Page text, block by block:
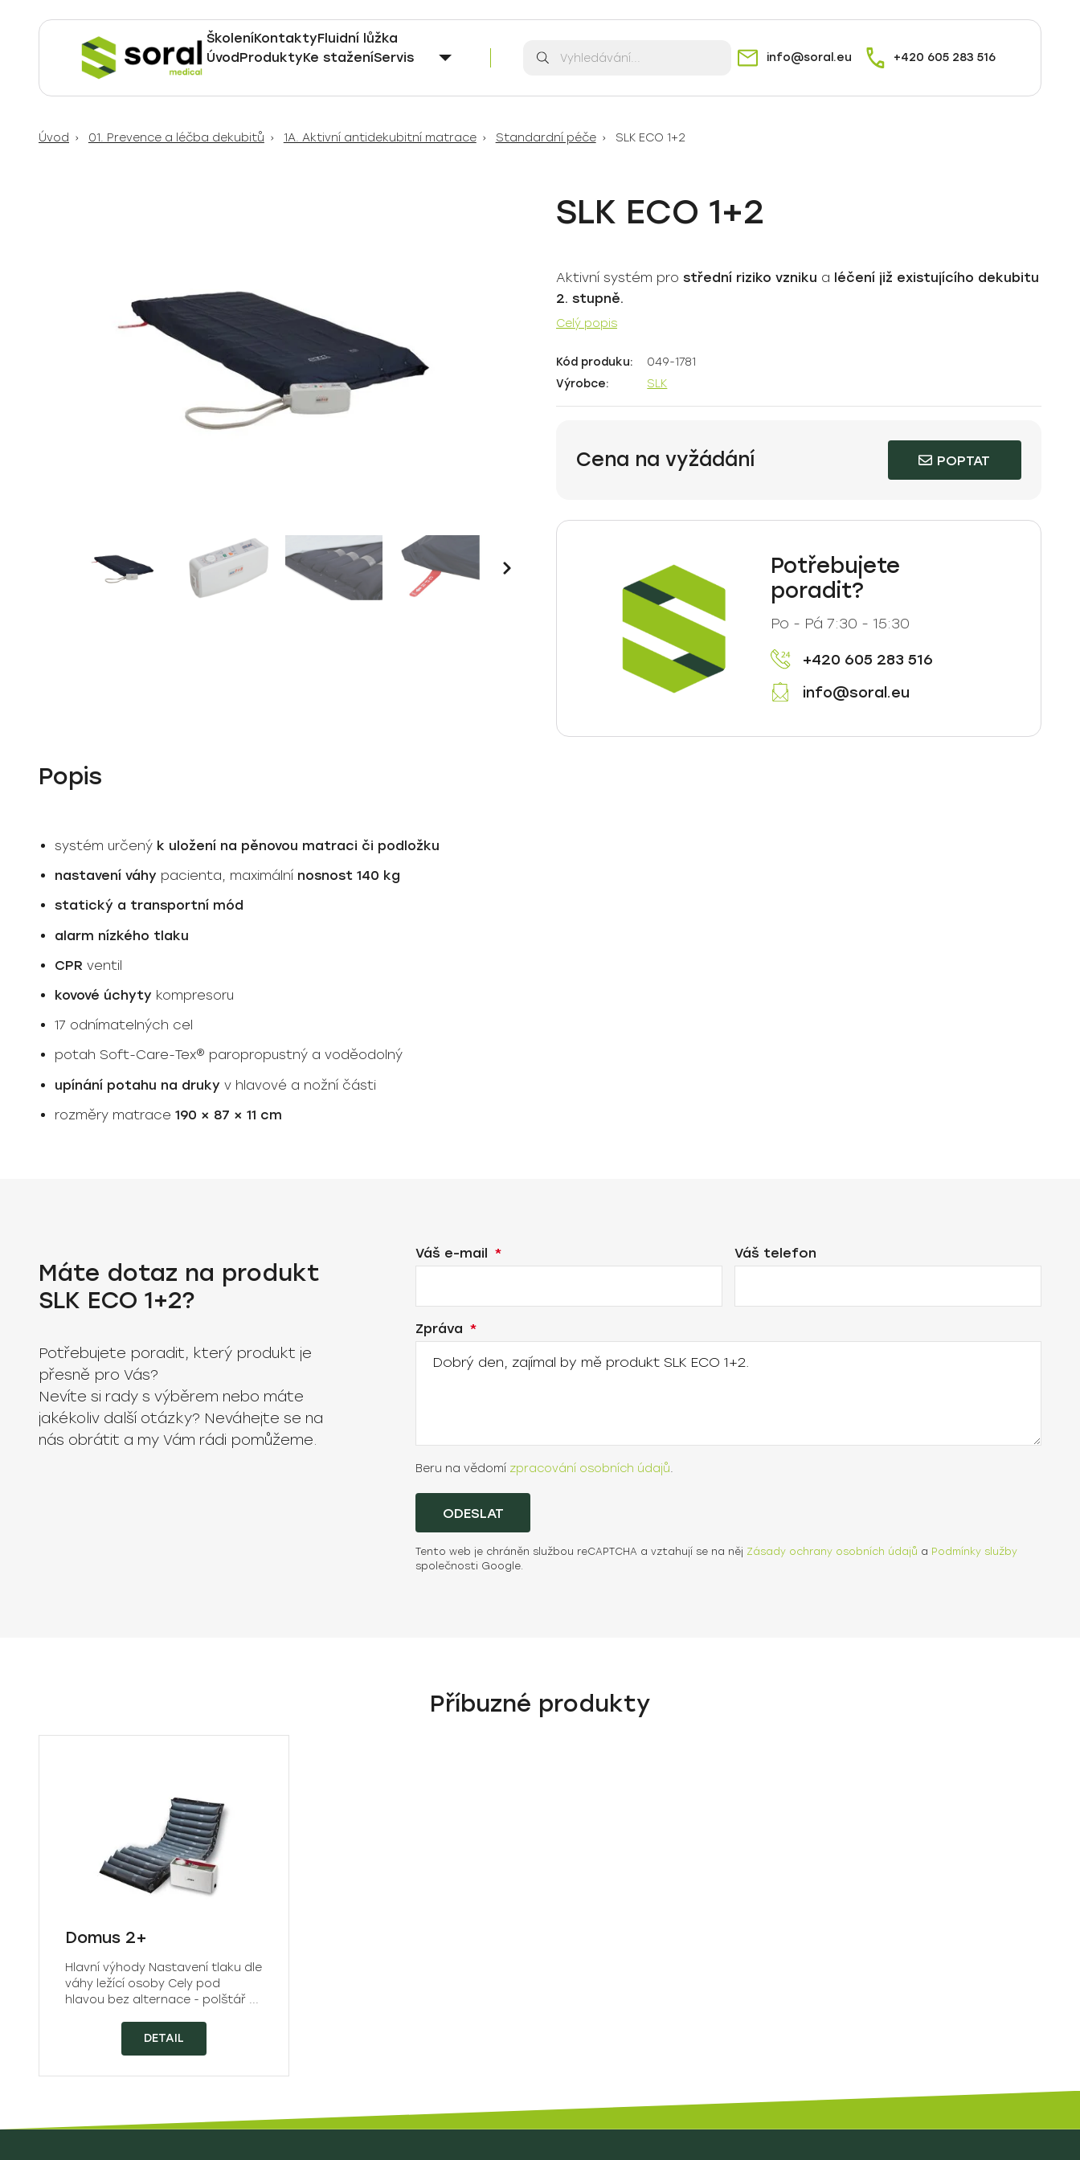
Specialisté
na
do
ÚvodProduktyKe staženíServis
ŠkoleníKontaktyFluidní lůžka
Vyhledávání info@soral.eu +420 605 283 516
Úvod 01. Prevence a léčba dekubitů 1A. Aktivní antidekubitní matrace Standardní péče SLK ECO 1+2
SLK ECO 1+2
Aktivní systém pro střední riziko vzniku a léčení již existujícího dekubitu
2. stupně.
Celý popis
Kód produku:
049-1781
Výrobce:
SLK
Cena na vyžádání POPTAT
Potřebujete
poradit?
Po - Pá 7:30 - 15:30
+420 605 283 516
info@soral.eu
Popis
systém určený k uložení na pěnovou matraci či podložku
nastavení váhy pacienta, maximální nosnost 140 kg
statický a transportní mód
alarm nízkého tlaku
CPR ventil
kovové úchyty kompresoru
17 odnímatelných cel
potah Soft-Care-Tex® paropropustný a voděodolný
upínání potahu na druky v hlavové a nožní části
rozměry matrace 190 × 87 × 11 cm
Máte dotaz na produkt
SLK ECO 1+2?
Potřebujete poradit, který produkt je
přesně pro Vás?
Nevíte si rady s výběrem nebo máte
jakékoliv další otázky? Neváhejte se na
nás obrátit a my Vám rádi pomůžeme.
Váš e-mail Váš telefon
Zpráva
Beru na vědomí zpracování osobních údajů.
Tento web je chráněn službou reCAPTCHA a vztahují se na něj Zásady ochrany osobních údajů a Podmínky služby
společnosti Google.
ODESLAT
Příbuzné produkty
Domus 2+
Hlavní výhody Nastavení tlaku dle
váhy ležící osoby Cely pod
hlavou bez alternace - polštář ...
DETAIL